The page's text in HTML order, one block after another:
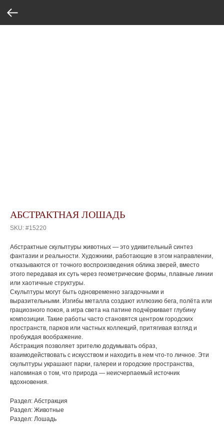
АБСТРАКТНАЯ ЛОШАДЬ
SKU: #15220
Абстрактные скульптуры животных — это удивительный синтез
фантазии и реальности. Художники, работающие в этом направлении,
отказываются от точного воспроизведения облика зверей, вместо
этого передавая их суть через геометрические формы, плавные линии
или хаотичные структуры.
Скульптуры могут быть одновременно загадочными и
выразительными. Изгибы металла создают иллюзию бега, полёта или
грациозного покоя, а игра света на патине подчёркивает глубину
композиции. Такие работы часто становятся центром городских
пространств, парков или частных коллекций, притягивая взгляд и
пробуждая воображение.
Абстракция позволяет зрителю додумывать образ,
взаимодействовать с искусством и находить в нем что-то личное. Эти
скульптуры украшают парки, галереи и городские пространства,
напоминая о том, что природа — неисчерпаемый источник
вдохновения.
Раздел: Абстракция
Раздел: Животные
Раздел: Лошадь